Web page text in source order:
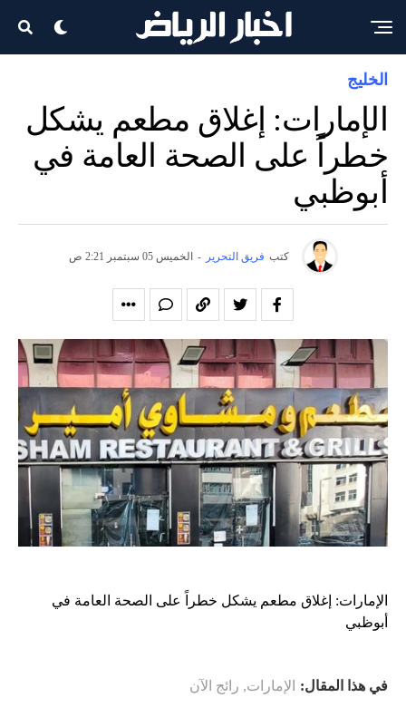
الخليج
الإمارات: إغلاق مطعم يشكل
خطراً على الصحة العامة في
أبوظبي
كتب فريق التحرير - الخميس 05 سبتمبر 2:21 ص
الإمارات: إغلاق مطعم يشكل خطراً على الصحة العامة في
أبوظبي
في هذا المقال: الإمارات, رائج الآن